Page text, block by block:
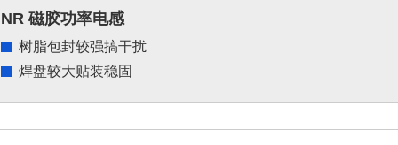
NR 磁胶功率电感
树脂包封较强搞干扰
焊盘较大贴装稳固